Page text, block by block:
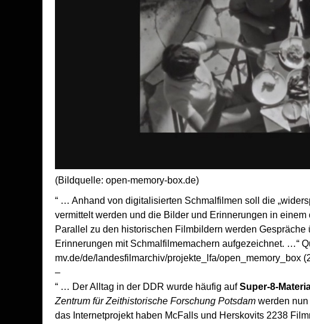
(Bildquelle: open-memory-box.de)
“ … Anhand von digitalisierten Schmalfilmen soll die
vermittelt werden und die Bilder und Erinnerungen in
Parallel zu den historischen Filmbildern werden
Erinnerungen mit Schmalfilmemachern aufgezeichnet. …“
mv.de/de/landesfilmarchiv/projekte_lfa/open_memory_box
–
“ … Der Alltag in der DDR wurde häufig aufSuper-8-
Zentrum für Zeithistorische Forschung Potsdam werden
das Internetprojekt haben McFalls und Herskovits 2238